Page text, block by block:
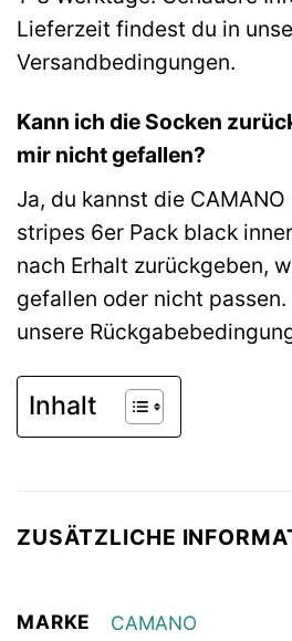
Lieferzeit findest du in
Versandbedingungen.
Kann ich die Socken
mir nicht gefallen?
Ja, du kannst die
stripes 6er Pack black
nach Erhalt zurückgeben,
gefallen oder nicht
unsere
Inhalt
ZUSÄTZLICHE
MARKE CAMANO